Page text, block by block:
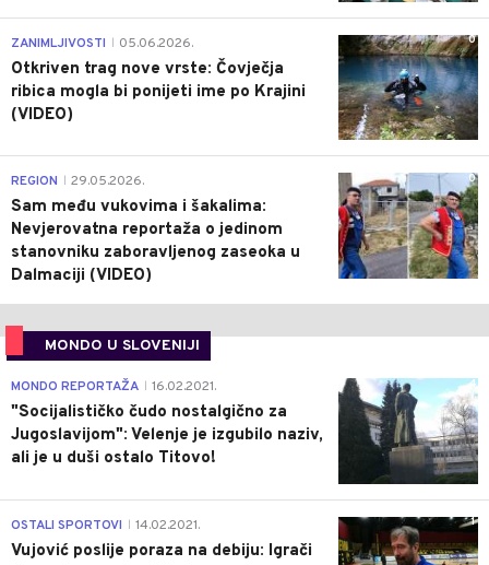
0
ZANIMLJIVOSTI 05.06.2026.
Otkriven trag nove vrste: Čovječja
ribica mogla bi ponijeti ime po Krajini
(VIDEO)
0
REGION 29.05.2026.
Sam među vukovima i šakalima:
Nevjerovatna reportaža o jedinom
stanovniku zaboravljenog zaseoka u
Dalmaciji (VIDEO)
MONDO U SLOVENIJI
4
MONDO REPORTAŽA 16.02.2021.
"Socijalističko čudo nostalgično za
Jugoslavijom": Velenje je izgubilo naziv,
ali je u duši ostalo Titovo!
1
OSTALI SPORTOVI 14.02.2021.
Vujović poslije poraza na debiju: Igrači